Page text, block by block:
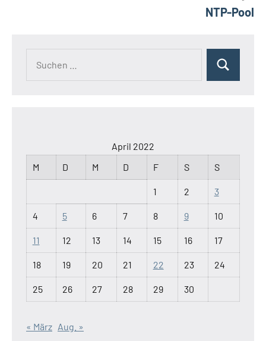
NTP-Pool
Suchen
April 2022
M
D M D F S S
1 2 3
4 5 6 7 8 9 10
11 12 13 14 15 16 17
18 19 20 21 22 23 24
25 26 27 28 29 30
« März Aug. »